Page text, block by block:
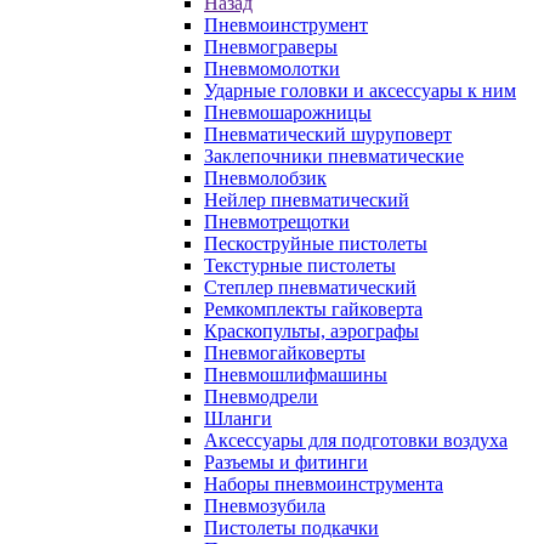
Пневмоинструмент
Пневмограверы
Пневмомолотки
Ударные головки и аксессуары к ним
Пневмошарожницы
Пневматический шуруповерт
Заклепочники пневматические
Пневмолобзик
Нейлер пневматический
Пневмотрещотки
Пескоструйные пистолеты
Текстурные пистолеты
Степлер пневматический
Ремкомплекты гайковерта
Краскопульты, аэрографы
Пневмогайковерты
Пневмошлифмашины
Пневмодрели
Шланги
Аксессуары для подготовки воздуха
Разъемы и фитинги
Наборы пневмоинструмента
Пневмозубила
Пистолеты подкачки